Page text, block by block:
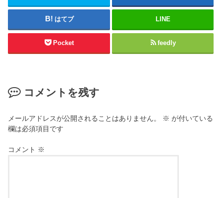
はてブ LINE
Pocket feedly
コメントを残す
メールアドレスが公開されることはありません。 ※ が付いている
欄は必須項目です
コメント ※